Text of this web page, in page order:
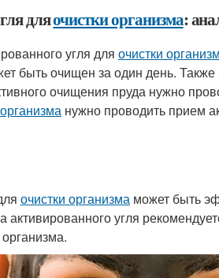
дляочистки организма:
угля для очистки
быть очищен за один день.
очищения пруда нужно
нужно проводить прием
очистки организма может быть
угля